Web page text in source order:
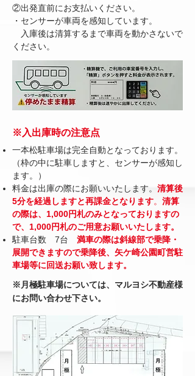
②出発直前にお支払いください。
・センサーが車両を感知しています。
入庫後は清算するまで車両を動かさないで
ください。
※入出庫時の注意点
一本松駐車場は完全自動となっております。
（枠の中に駐車しますと、センサーが感知し
ます。）
料金は出庫の際にお願いいたします。 清算後
5分を経過しますと再課金となります。 清算
の際は、1,000円札のみとなっておりますの
で、1,000円札のご用意お願いいたします。
駐車台数 7台 満車の際は斜線部で乗降・
展開できますので乗降後、矢ケ崎公園町営駐
車場等に回送お願い致します。
※月極駐車場については、マルヨシ不動産様
にお問い合わせ下さい。